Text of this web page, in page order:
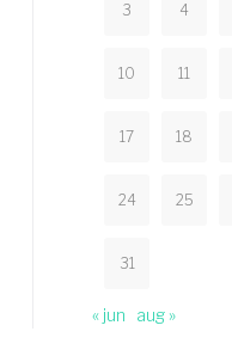
3 4
10 11
17 18
24 25
31
« jun aug »